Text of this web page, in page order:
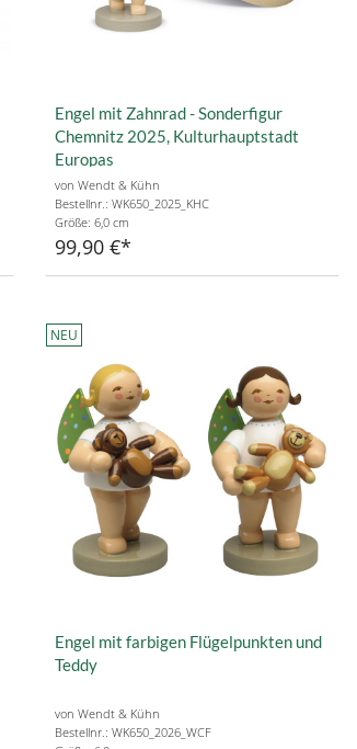
Engel mit Zahnrad - Sonderfigur
Chemnitz 2025, Kulturhauptstadt
Europas
von Wendt & Kühn
Bestellnr.: WK650_2025_KHC
Größe: 6,0 cm
99,90 €
NEU
Engel mit farbigen Flügelpunkten und
Teddy
von Wendt & Kühn
Bestellnr.: WK650_2026_WCF